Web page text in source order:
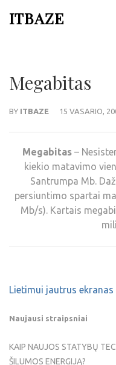
ITBAZE
Megabitas
BY ITBAZE 15 VASARIO,
Megabitas –
kiekio matavimo
Santrumpa Mb.
persiuntimo spartai
Mb/s). Kartais
Lietimui jautrus ekranas
Naujausi straipsniai
KAIP NAUJOS STATYBŲ
ŠILUMOS ENERGIJĄ?